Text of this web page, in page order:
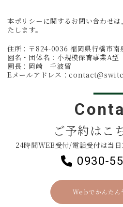
本ポリシーに関するお問い合わせ
たします。
住所：〒824-0036 福岡県行橋市南
園名・団体名：小規模保育事業A型
園長：​岡崎 千波留
Eメールアドレス：
ご予約はこ
24時間WEB受付/電話受付は当
0930-
Webでかんたん